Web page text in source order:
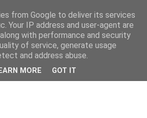
from Google to deliver its services
Your IP address and user-agent are
with performance and security
of service, generate usage
and address abuse.
MORE GOT IT